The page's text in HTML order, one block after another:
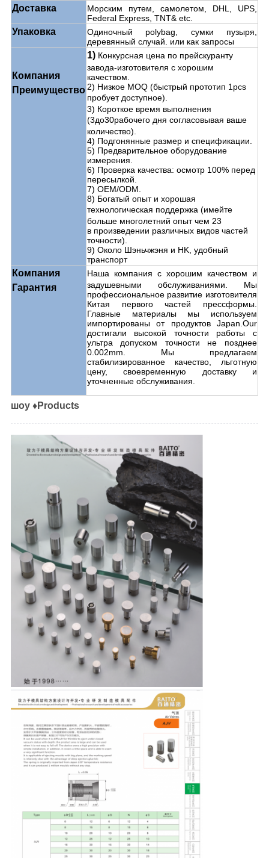
Доставка
Морским путем, самолетом, DHL, UPS,
Federal Express, TNT& etc.
Упаковка
Одиночный polybag, сумки пузыря,
деревянный случай. или как запросы
Компания
Преимущество
1) Конкурсная цена по прейскуранту
завода-изготовителя с хорошим
качеством.
2) Низкое MOQ (быстрый прототип 1pcs
пробуетдоступное).
3) Короткое время выполнения
(3до30рабочего дня согласовывая ваше
количество).
4) Подгонянные размер и спецификации.
5) Предварительное оборудование
измерения.
6) Проверка качества: осмотр 100% перед
пересылкой.
7) OEM/ODM.
8) Богатый опыт и хорошая
технологическая поддержка(имейте
больше многолетний опыт чем 23
в произведении различных видов частей
точности).
9) Около Шэньчжэня и HK, удобный
транспорт
Компания
Гарантия
Нашакомпания с хорошим качеством и
задушевными обслуживаниями. Мы
профессиональное развитие изготовителя
Китая первого частей прессформы.
Главные материалы мы используем
импортированы от продуктов Japan.Our
достигали высокой точности работы с
ультра допуском точности не позднее
0.002mm. Мы предлагаем
стабилизированное качество, льготную
цену, своевременную доставку и
уточненные обслуживания.
шоу ♦Products